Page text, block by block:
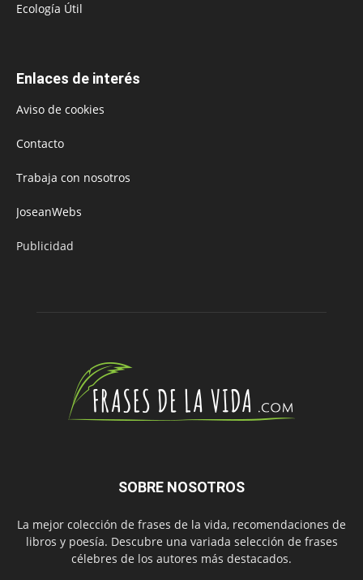
Ecología Útil
Enlaces de interés
Aviso de cookies
Contacto
Trabaja con nosotros
JoseanWebs
Publicidad
SOBRE NOSOTROS
La mejor colección de frases de la vida, recomendaciones de
libros y poesía. Descubre una variada selección de frases
célebres de los autores más destacados.